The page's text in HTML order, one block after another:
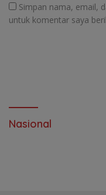
Simpan nama, email,
untuk komentar saya
Nasional